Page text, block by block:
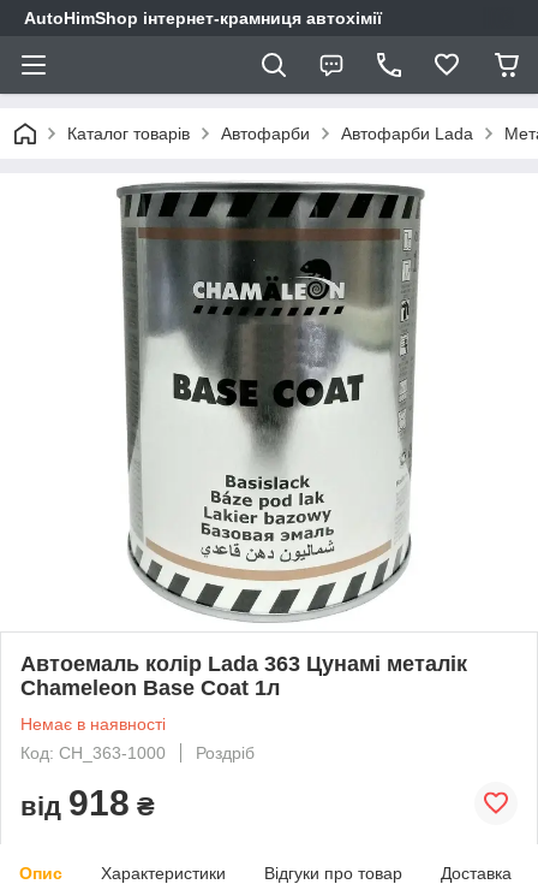
AutoHimShop інтернет-крамниця автохімії
Каталог товарів Автофарби Автофарби Lada
Автоемаль колір Lada 363 Цунамі металік
Chameleon Base Coat 1л
Немає в наявності
Код: CH_363-1000
Роздріб
від 918 ₴
Опис Характеристики Відгуки про товар Доставка